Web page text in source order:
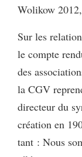
Wolikow
Sur les
le compte
des
la CGV
directeur du
création en
tant : Nous